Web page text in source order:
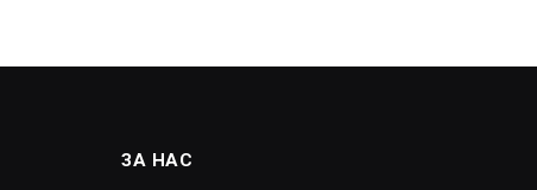
ЗА НАС